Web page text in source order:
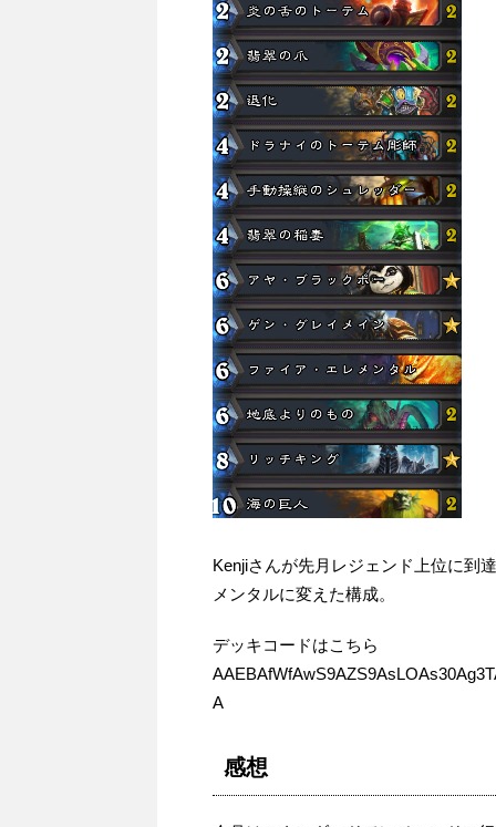
Kenjiさんが先月レジェンド上位に到
メンタルに変えた構成。
デッキコードはこちら
A
感想